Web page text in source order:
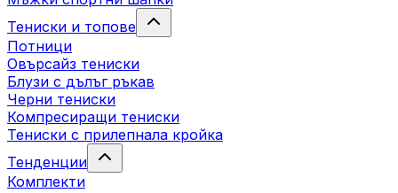
Тениски и топове
Потници
Овърсайз тениски
Блузи с дълъг ръкав
Черни тениски
Компресиращи тениски
Тениски с прилепнала кройка
Тенденции
Комплекти